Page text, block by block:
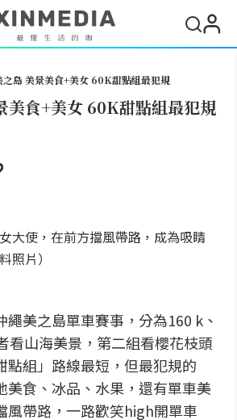
之島 美景美食+美女 60K甜點組最犯規
美食+美女 60K甜點組最犯規
大使，在前方擋風帶路，成為吸睛
照片）
繩美之島單車賽事，分為160 k、
看山海美景，第二組看櫻花枝頭
點組」路線最短，但最犯規的
美食、冰品、水果，還有單車美
風帶路，一路歡笑high開單車